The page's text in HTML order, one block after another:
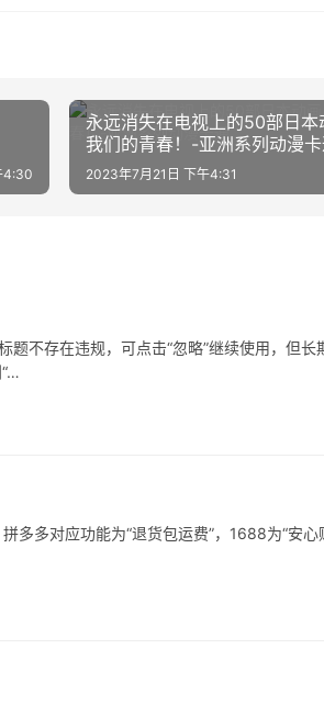
4:30
永远消失在电视上的50部日
我们的青春！-亚洲系列动漫
2023年7月21日 下午4:31
不存在违规，可点击“忽略”继续使用，但长
多多对应功能为“退货包运费”，1688为“安